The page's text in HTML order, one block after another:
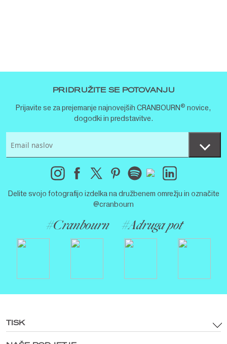
Delite svojo fotografijo izdelka na družbenem omrežju in označite
@cranbourn
#Cranbourn #Adruga pot
PRIDRUŽITE SE POTOVANJU
Prijavite se za prejemanje najnovejših CRANBOURN ® novice,
dogodki in predstavitve.
TISK